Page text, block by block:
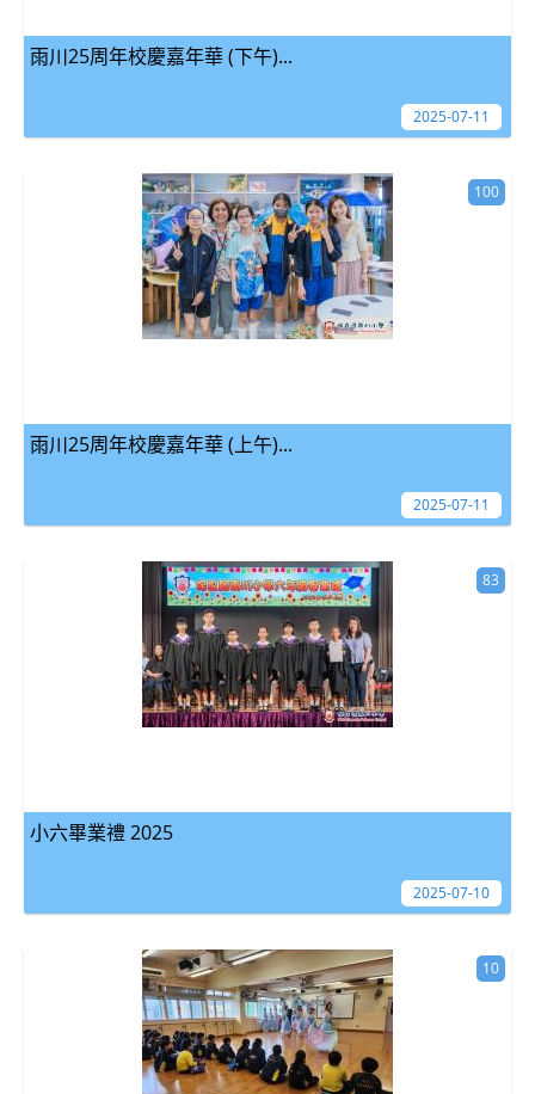
雨川25周年校慶嘉年華 (下午)...
2025-07-11
雨川25周年校慶嘉年華 (上午)...
100
2025-07-11
小六畢業禮 2025
83
2025-07-10
10